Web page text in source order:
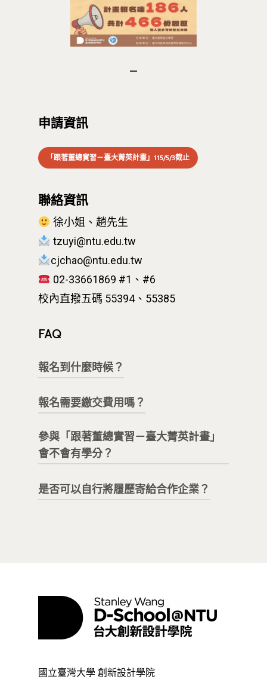
申請資訊
「跟著董總實習－臺大菁英計畫」115/5/3截止
聯絡資訊
徐小姐、趙先生
tzuyi@ntu.edu.tw
cjchao@ntu.edu.tw
02-33661869 #1、#6
校內直撥五碼 55394、55385
FAQ
報名到什麼時候？
第二屆「跟著董總實習－臺大菁英計
後續若有新的企業、非營利組織等參
與，會再將訊息公告。
報名需要繳交費用嗎？
提供學生實習機會，報名不需要繳交
費用。
參與「跟著董總實習－臺大菁英計畫」
會不會有學分？
本計畫不以學分方式進行。
是否可以自行將履歷寄給合作企業？
畫」之學生須依計畫流程辦理，請勿
自行寄送履歷，以避免造成作業上的
困擾。
國立臺灣大學 創新設計學院
D-Day
實作中心
NTU Beyond Borders
⁺SDGs
Tel : +886 2 3366 1869
Taipei City 100047,